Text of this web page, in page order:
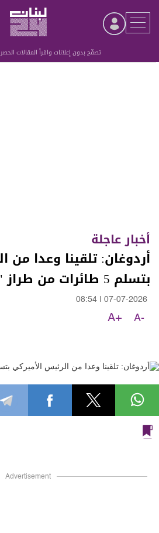
تصفّح بدون إعلانات واقرأ المقالات
Advertisement
أخبار عاجلة
أردوغان: تلقينا وعدا من
بتسلم 5 طائرات من طراز "إف 35"
07-07-2026
08:54
A-
A+
Advertisement